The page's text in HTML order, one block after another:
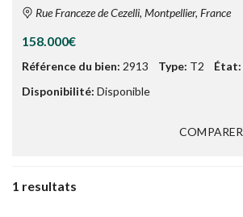
Rue Franceze de Cezelli, Montpellier, France
158.000€
Référence du bien: 2913 Type: T2 État:
Disponibilité: Disponible
COMPARER
1 resultats